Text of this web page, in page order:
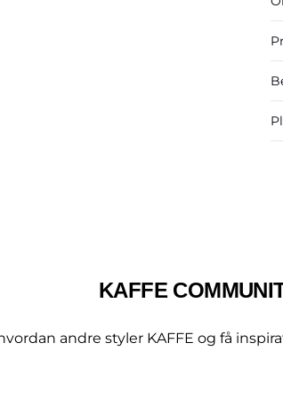
KAFFE
andre styler KAFFE og få